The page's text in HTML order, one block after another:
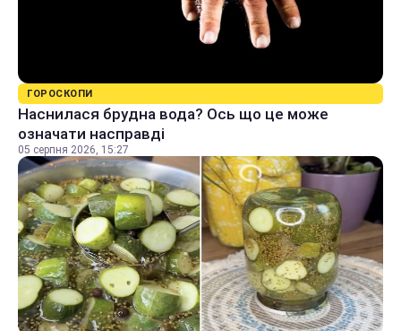
ГОРОСКОПИ
Наснилася брудна вода? Ось що це може
означати насправді
05 серпня 2026, 15:27